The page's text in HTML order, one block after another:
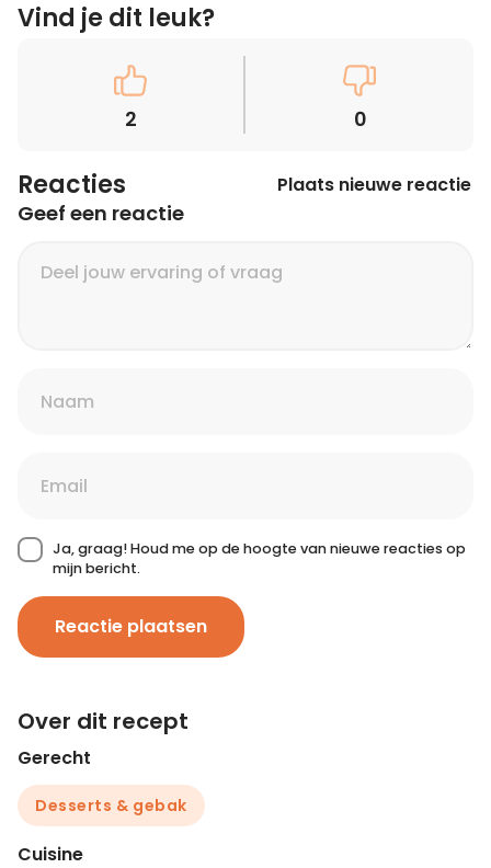
Vind je dit leuk?
2 0
Reacties Plaats nieuwe reactie
Geef een reactie
Ja, graag! Houd me op de hoogte van nieuwe reacties op
mijn bericht.
Reactie plaatsen
Over dit recept
Gerecht
Desserts & gebak
Cuisine